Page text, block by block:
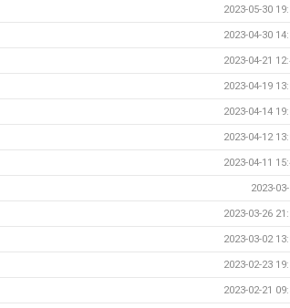
2023-05-30
2023-04-30
2023-04-21
2023-04-19
2023-04-14
2023-04-12
2023-04-11
2023-
2023-03-26
2023-03-02
2023-02-23
2023-02-21